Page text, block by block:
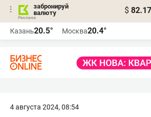
забронируй
валюту
$ 82.17
Казань20.5° Москва20.4°
4 августа 2024, 08:54